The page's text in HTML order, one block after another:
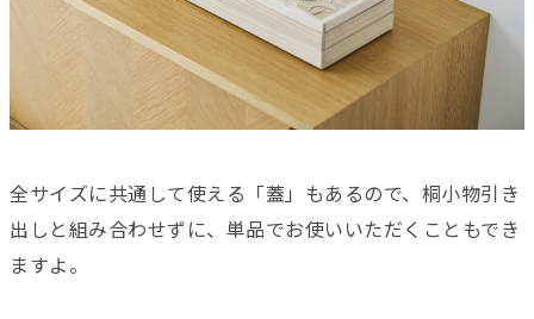
全サイズに共通して使える「蓋」もあるので、桐小物引き
出しと組み合わせずに、単品でお使いいただくこともでき
ますよ。